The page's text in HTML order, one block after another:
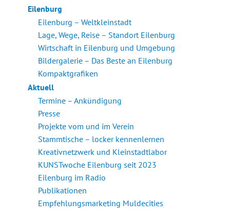
Eilenburg
Eilenburg – Weltkleinstadt
Lage, Wege, Reise – Standort Eilenburg
Wirtschaft in Eilenburg und Umgebung
Bildergalerie – Das Beste an Eilenburg
Kompaktgrafiken
Aktuell
Termine – Ankündigung
Presse
Projekte vom und im Verein
Stammtische – locker kennenlernen
Kreativnetzwerk und Kleinstadtlabor
KUNSTwoche Eilenburg seit 2023
Eilenburg im Radio
Publikationen
Empfehlungsmarketing Muldecities